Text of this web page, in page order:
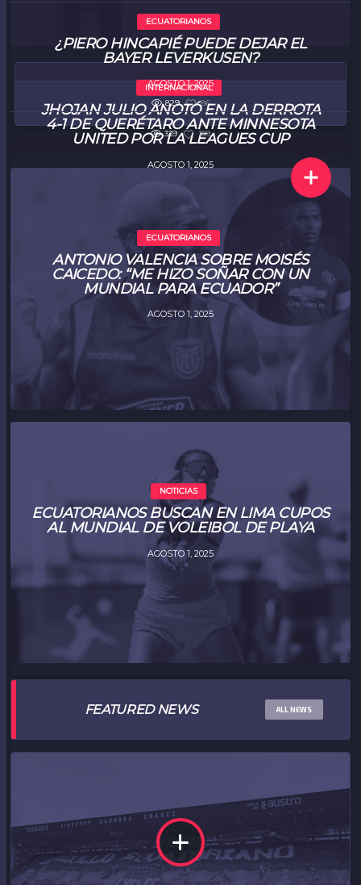
1 55
INTERNACIONAL
JHOJAN JULIO ANOTÓ EN LA DERROTA
4-1 DE QUERÉTARO ANTE MINNESOTA
UNITED POR LA LEAGUES CUP
AGOSTO 1, 2025
829 86
ECUATORIANOS
¿PIERO HINCAPIÉ PUEDE DEJAR EL
BAYER LEVERKUSEN?
AGOSTO 1, 2025
339 159
ECUATORIANOS
ANTONIO VALENCIA SOBRE MOISÉS
CAICEDO: “ME HIZO SOÑAR CON UN
MUNDIAL PARA ECUADOR”
AGOSTO 1, 2025
NOTICIAS
ECUATORIANOS BUSCAN EN LIMA CUPOS
AL MUNDIAL DE VOLEIBOL DE PLAYA
AGOSTO 1, 2025
FEATURED NEWS ALL NEWS